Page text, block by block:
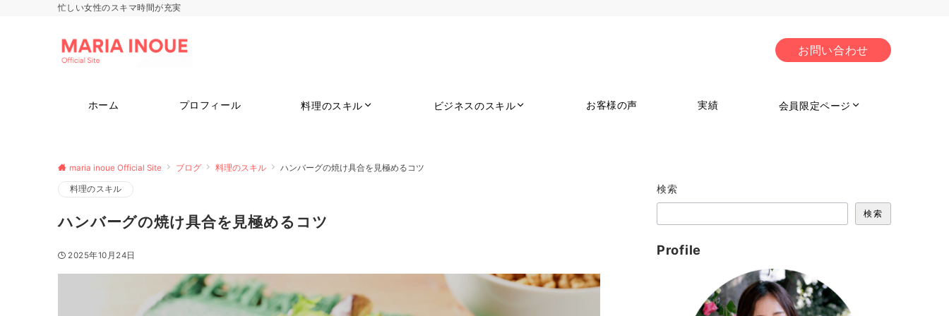
忙しい女性のスキマ時間が充実
お問い合わせ
ホーム プロフィール 料理のスキル ビジネスのスキル お客様の声 実績 会員限定ページ
maria inoue Official Site ブログ 料理のスキル ハンバーグの焼け具合を見極めるコツ
料理のスキル
ハンバーグの焼け具合を見極めるコツ
2025年10月24日
検索
検索
Profile